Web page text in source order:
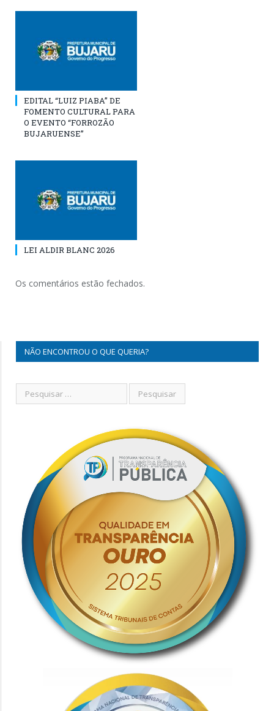
EDITAL “LUIZ PIABA” DE
FOMENTO CULTURAL PARA
O EVENTO “FORROZÃO
BUJARUENSE”
LEI ALDIR BLANC 2026
Os comentários estão fechados.
NÃO ENCONTROU O QUE QUERIA?